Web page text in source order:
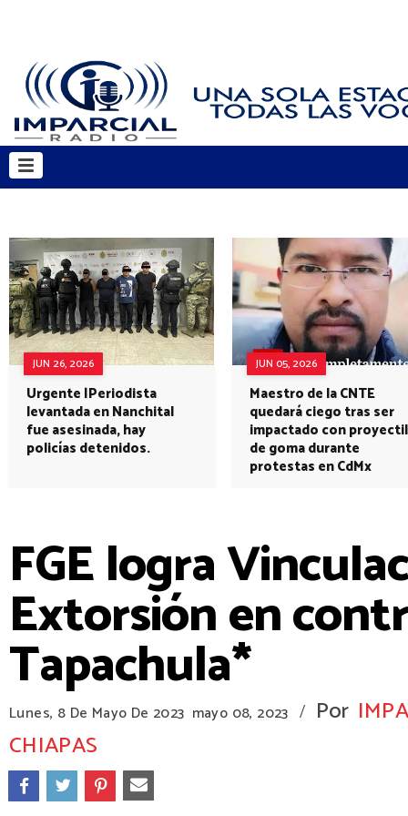
JUN 26, 2026
Urgente |Periodista
levantada en Nanchital
fue asesinada, hay
policías detenidos.
JUN 05, 2026
Maestro de la CNTE
quedará ciego tras ser
impactado con proyectil
de goma durante
protestas en CdMx
FGE logra
Extorsión en
Tapachula*
Lunes, 8 De Mayo De 2023 mayo 08, 2023 / Por
CHIAPAS